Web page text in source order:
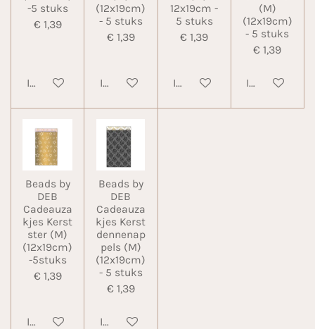
-5 stuks
€ 1,39
In winkelwagen
(12x19cm)
- 5 stuks
€ 1,39
In winkelwagen
12x19cm -
5 stuks
€ 1,39
In winkelwagen
(M)
(12x19cm)
- 5 stuks
€ 1,39
In
Beads by
DEB
Cadeauza
kjes Kerst
ster (M)
(12x19cm)
-5stuks
€ 1,39
In winkelwagen
Beads by
DEB
Cadeauza
kjes Kerst
dennenap
pels (M)
(12x19cm)
- 5 stuks
€ 1,39
In winkelwagen